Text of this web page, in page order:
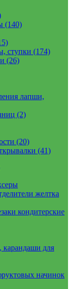
(140)
ступки (174)
(26)
лапши,
(2)
(20)
(41)
желтка
кондитерские
для
начинок